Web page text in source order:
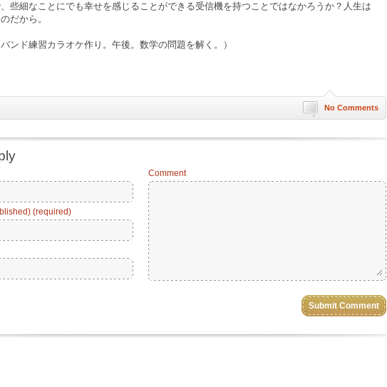
些細なことにでも幸せを感じることができる受信機を持つことではなかろうか？人生は
だから。
ド練習カラオケ作り。午後。数学の問題を解く。）
No Comments
(required)
Comment